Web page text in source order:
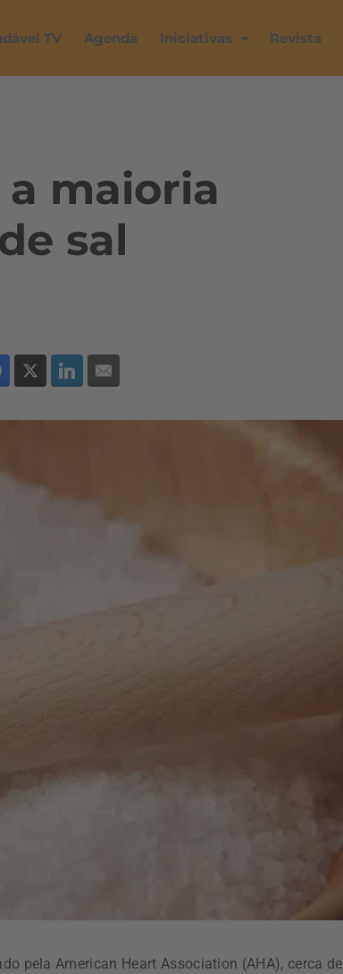
TV Agenda Iniciativas Revista
maioria
sal
pela American Heart Association (AHA), cerca de